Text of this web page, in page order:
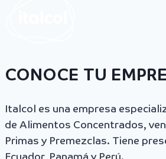
CONOCE TU
Italcol es una empresa
de Alimentos Concentrados,
Primas y Premezclas. Tiene